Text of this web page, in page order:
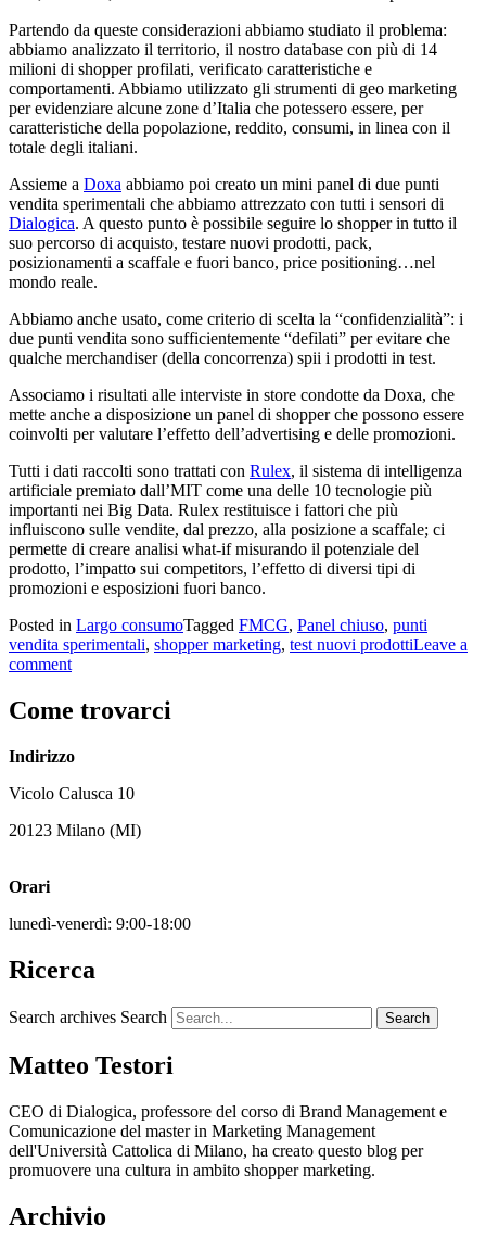
Partendo da queste considerazioni abbiamo studiato il problema:
abbiamo analizzato il territorio, il nostro database con più di 14
milioni di shopper profilati, verificato caratteristiche e
comportamenti. Abbiamo utilizzato gli strumenti di geo marketing
per evidenziare alcune zone d’Italia che potessero essere, per
caratteristiche della popolazione, reddito, consumi, in linea con il
totale degli italiani.
Assieme a Doxa abbiamo poi creato un mini panel di due punti
vendita sperimentali che abbiamo attrezzato con tutti i sensori di
Dialogica. A questo punto è possibile seguire lo shopper in tutto il
suo percorso di acquisto, testare nuovi prodotti, pack,
posizionamenti a scaffale e fuori banco, price positioning…nel
mondo reale.
Abbiamo anche usato, come criterio di scelta la “confidenzialità”: i
due punti vendita sono sufficientemente “defilati” per evitare che
qualche merchandiser (della concorrenza) spii i prodotti in test.
Associamo i risultati alle interviste in store condotte da Doxa, che
mette anche a disposizione un panel di shopper che possono essere
coinvolti per valutare l’effetto dell’advertising e delle promozioni.
Tutti i dati raccolti sono trattati con Rulex, il sistema di intelligenza
artificiale premiato dall’MIT come una delle 10 tecnologie più
importanti nei Big Data. Rulex restituisce i fattori che più
influiscono sulle vendite, dal prezzo, alla posizione a scaffale; ci
permette di creare analisi what-if misurando il potenziale del
prodotto, l’impatto sui competitors, l’effetto di diversi tipi di
promozioni e esposizioni fuori banco.
Posted in Largo consumoTagged FMCG, Panel chiuso, punti
vendita sperimentali, shopper marketing, test nuovi prodottiLeave a
comment
Come trovarci
Indirizzo
Vicolo Calusca 10
20123 Milano (MI)
Orari
lunedì-venerdì: 9:00-18:00
Ricerca
Search archives Search
Matteo Testori
CEO di Dialogica, professore del corso di Brand Management e
Comunicazione del master in Marketing Management
dell'Università Cattolica di Milano, ha creato questo blog per
promuovere una cultura in ambito shopper marketing.
Archivio